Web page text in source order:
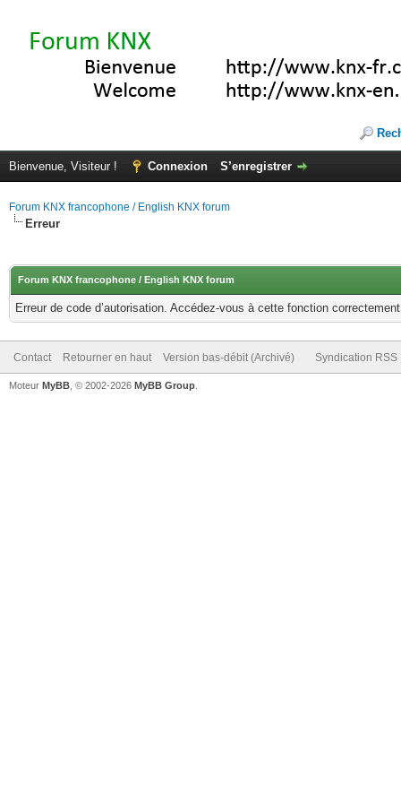
Bienvenue, Visiteur ! Connexion S’enregistrer
Forum KNX francophone / English KNX forum
Erreur
Forum KNX francophone / English KNX forum
Erreur de code d’autorisation. Accédez-vous à cette fonction
Contact Retourner en haut Version bas-débit (Archivé) Syndication RSS
Moteur MyBB , © 2002-2026 MyBB Group